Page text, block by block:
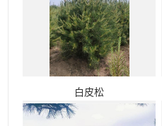
白皮松